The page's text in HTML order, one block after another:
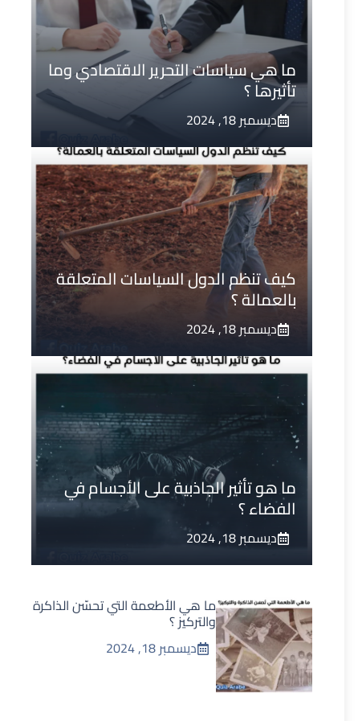
ما هي سياسات التحرير الاقتصادي وما
تأثيرها ؟
ديسمبر 18, 2024
كيف تنظم الدول السياسات المتعلقة
بالعمالة ؟
ديسمبر 18, 2024
ما هو تأثير الجاذبية على الأجسام في
الفضاء ؟
ديسمبر 18, 2024
ما هي الأطعمة التي تحسّن الذاكرة
والتركيز ؟
ديسمبر 18, 2024